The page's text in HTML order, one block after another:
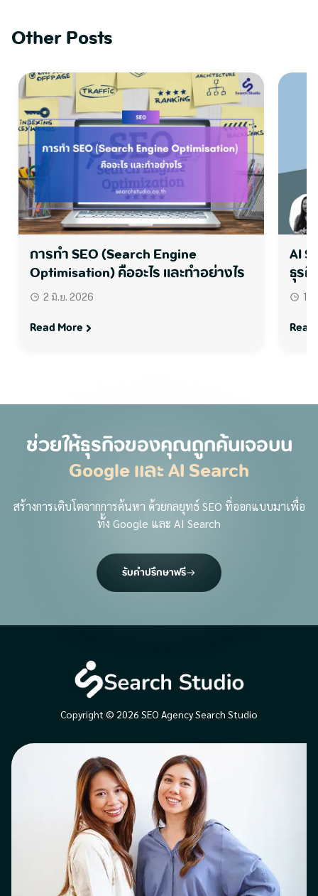
Other Posts
การทำ SEO (Search Engine
Optimisation) คืออะไร และทำอย่างไร
2 มิ.ย. 2026
Read More
AI
ธุร
1
ช่วยให้ธุรกิจของคุณถูกค้นเจอบน
Google และ AI Search
สร้างการเติบโตจากการค้นหา ด้วยกลยุทธ์ SEO ที่ออกแบบมาเพื่อ
ทั้ง Google และ AI Search
รับคำปรึกษาฟรี
Copyright © 2026 SEO Agency Search Studio